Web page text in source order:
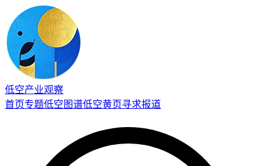
低空产业观察
首页专题低空图谱低空黄页寻求报道